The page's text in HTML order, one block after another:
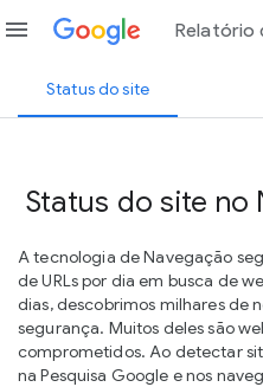
menu Relatório
Status do site
Status do site no
A tecnologia de Navegação
de URLs por dia em busca de
dias, descobrimos milhares de
segurança. Muitos deles são
comprometidos. Ao detectar
na Pesquisa Google e nos